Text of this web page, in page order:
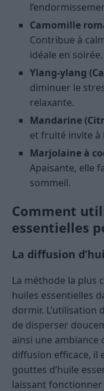
Camomille
Contribue à
idéale en soirée.
Ylang-ylang
diminuer le
relaxante.
Mandarine
et fruité invite à
Marjolaine à
Apaisante, elle
sommeil.
Comment
essentielles
La diffusion
La méthode la plus
huiles essentielles
dormir. L’utilisation
de disperser
ainsi une ambiance
diffusion efficace, il
gouttes d’huile
laissant